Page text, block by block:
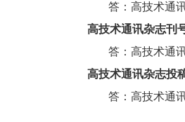
答：高技术通
高技术通讯杂志刊
答：高技术通
高技术通讯杂志投
答：高技术通